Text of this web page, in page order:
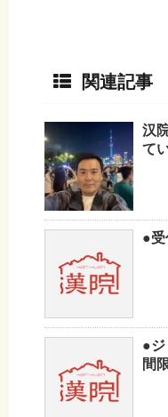
関連記事
汉
て
●受
●ジ
間